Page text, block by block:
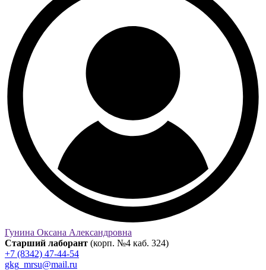
Гунина Оксана Александровна
Старший лаборант (корп. №4 каб. 324)
+7 (8342) 47-44-54
gkg_mrsu@mail.ru